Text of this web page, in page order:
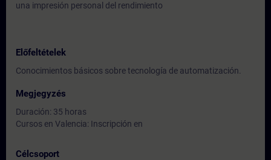
una impresión personal del rendimiento
Előfeltételek
Conocimientos básicos sobre tecnología de automatización.
Megjegyzés
Duración: 35 horas
Cursos en Valencia: Inscripción en
Célcsoport